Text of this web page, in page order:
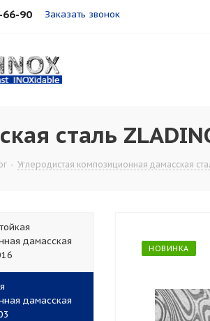
66-90 Заказать звонок
сталь
- Углеродистая композиционная дамасская
НОВИНКА
дамасская
дамасская